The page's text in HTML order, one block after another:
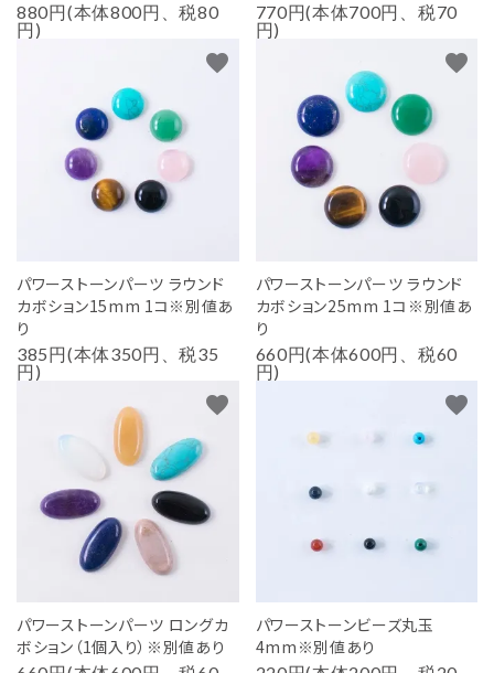
880円(本体800円、税80
円)
770円(本体700円、税70
円)
パワーストーンパーツ ラウンド
カボション15mm 1コ※別値あ
り
385円(本体350円、税35
円)
favorite
パワーストーンパーツ ラウンド
カボション25mm 1コ※別値あ
り
660円(本体600円、税60
円)
favorite
パワーストーンパーツ ロングカ
ボション（1個入り）※別値あり
favorite
パワーストーンビーズ丸玉
4mm※別値あり
favorite